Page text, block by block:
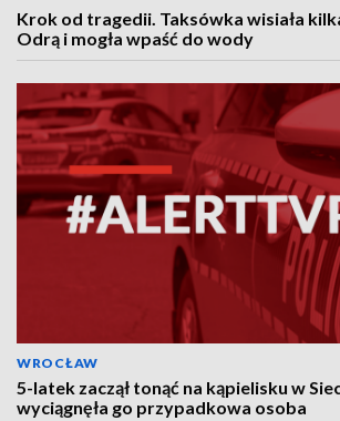
Krok od tragedii. Taksówka wisiała
Odrą i mogła wpaść do wody
WROCŁAW
5-latek zaczął tonąć na kąpielisku w
wyciągnęła go przypadkowa osoba